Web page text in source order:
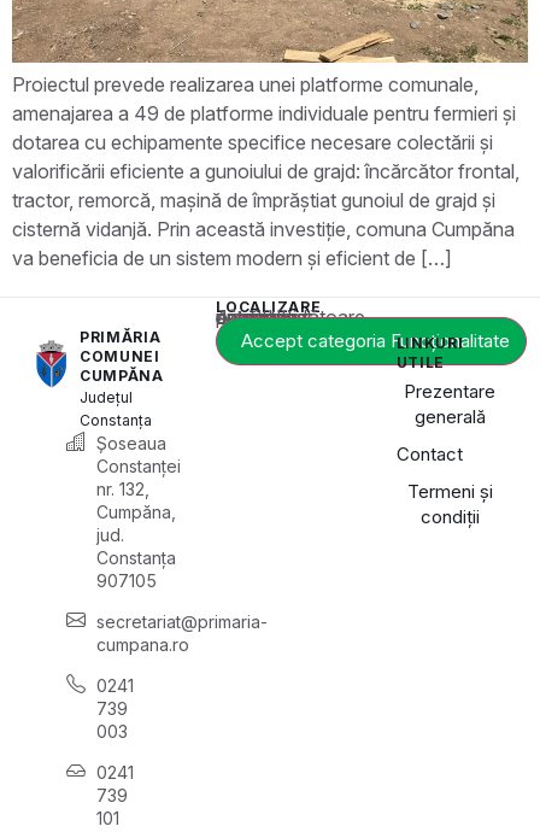
Proiectul prevede realizarea unei platforme comunale,
amenajarea a 49 de platforme individuale pentru fermieri și
dotarea cu echipamente specifice necesare colectării și
valorificării eficiente a gunoiului de grajd: încărcător frontal,
tractor, remorcă, mașină de împrăștiat gunoiul de grajd și
cisternă vidanjă. Prin această investiție, comuna Cumpăna
va beneficia de un sistem modern și eficient de […]
PRIMĂRIA
COMUNEI
CUMPĂNA
Județul
Constanța
Șoseaua
Constanței
nr. 132,
Cumpăna,
jud.
Constanța
907105
secretariat@primaria-
cumpana.ro
0241
739
003
0241
739
101
LOCALIZARE
Acest conținut este blocat până când acceptați categoria corespunzătoare de cookie-uri.
Accept categoria Funcționalitate
LINKURI
UTILE
Prezentare
generală
Contact
Termeni și
condiții